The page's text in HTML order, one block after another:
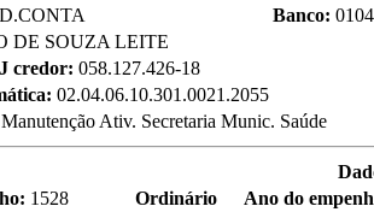
D.CONTA Banco: 0104
DE SOUZA LEITE
credor: 058.127.426-18
02.04.06.10.301.0021.2055
Manutenção Ativ. Secretaria Munic. Saúde
1528 Ordinário
Ano do